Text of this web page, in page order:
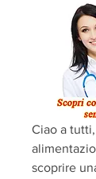
Ciao a
scoprire